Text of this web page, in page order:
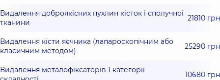
Видалення доброякісних пухлин кісток і сполучної
тканини
21810 грн
Видалення кісти яєчника (лапароскопічним або
класичним методом)
25290 грн
Видалення металофіксаторів 1 категорії
10680 грн